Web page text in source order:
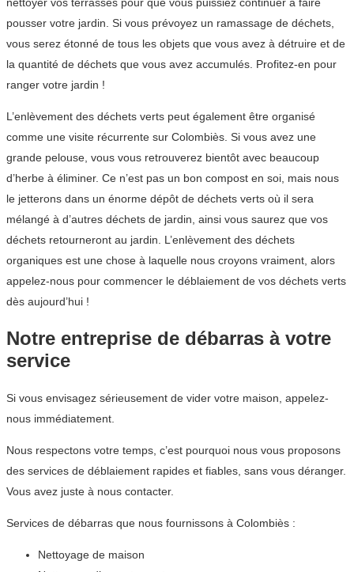
pousser votre jardin. Si vous prévoyez un ramassage de déchets,
vous serez étonné de tous les objets que vous avez à détruire et de
la quantité de déchets que vous avez accumulés. Profitez-en pour
ranger votre jardin !
L’enlèvement des déchets verts peut également être organisé
comme une visite récurrente sur Colombiès. Si vous avez une
grande pelouse, vous vous retrouverez bientôt avec beaucoup
d’herbe à éliminer. Ce n’est pas un bon compost en soi, mais nous
le jetterons dans un énorme dépôt de déchets verts où il sera
mélangé à d’autres déchets de jardin, ainsi vous saurez que vos
déchets retourneront au jardin. L’enlèvement des déchets
organiques est une chose à laquelle nous croyons vraiment, alors
appelez-nous pour commencer le déblaiement de vos déchets verts
dès aujourd’hui !
Notre entreprise de débarras à votre
service
Si vous envisagez sérieusement de vider votre maison, appelez-
nous immédiatement.
Nous respectons votre temps, c’est pourquoi nous vous proposons
des services de déblaiement rapides et fiables, sans vous déranger.
Vous avez juste à nous contacter.
Services de débarras que nous fournissons à Colombiès :
Nettoyage de maison